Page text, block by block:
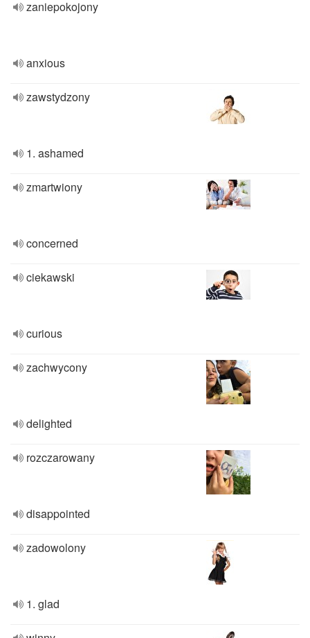
zaniepokojony
anxious
zawstydzony
1. ashamed
zmartwiony
concerned
ciekawski
curious
zachwycony
delighted
rozczarowany
disappointed
zadowolony
1. glad